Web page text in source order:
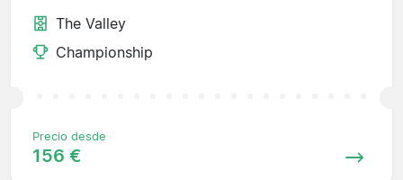
The Valley
Championship
Precio desde
156 €